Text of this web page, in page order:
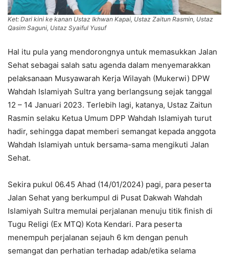
Ket: Dari kini ke kanan Ustaz Ikhwan Kapai, Ustaz Zaitun Rasmin, Ustaz
Qasim Saguni, Ustaz Syaiful Yusuf
Hal itu pula yang mendorongnya untuk memasukkan Jalan
Sehat sebagai salah satu agenda dalam menyemarakkan
pelaksanaan Musyawarah Kerja Wilayah (Mukerwi) DPW
Wahdah Islamiyah Sultra yang berlangsung sejak tanggal
12 – 14 Januari 2023. Terlebih lagi, katanya, Ustaz Zaitun
Rasmin selaku Ketua Umum DPP Wahdah Islamiyah turut
hadir, sehingga dapat memberi semangat kepada anggota
Wahdah Islamiyah untuk bersama-sama mengikuti Jalan
Sehat.
Sekira pukul 06.45 Ahad (14/01/2024) pagi, para peserta
Jalan Sehat yang berkumpul di Pusat Dakwah Wahdah
Islamiyah Sultra memulai perjalanan menuju titik finish di
Tugu Religi (Ex MTQ) Kota Kendari. Para peserta
menempuh perjalanan sejauh 6 km dengan penuh
semangat dan perhatian terhadap adab/etika selama